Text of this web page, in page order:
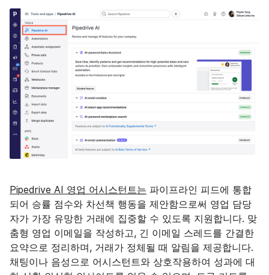
Pipedrive AI 영업 어시스턴트는 파이프라인 피드에 통합
되어 승률 점수와 차선책 행동을 제안함으로써 영업 담당
자가 가장 유망한 거래에 집중할 수 있도록 지원합니다. 맞
춤형 영업 이메일을 작성하고, 긴 이메일 스레드를 간결한
요약으로 정리하며, 거래가 정체될 때 알림을 제공합니다.
채팅이나 음성으로 어시스턴트와 상호작용하여 성과에 대